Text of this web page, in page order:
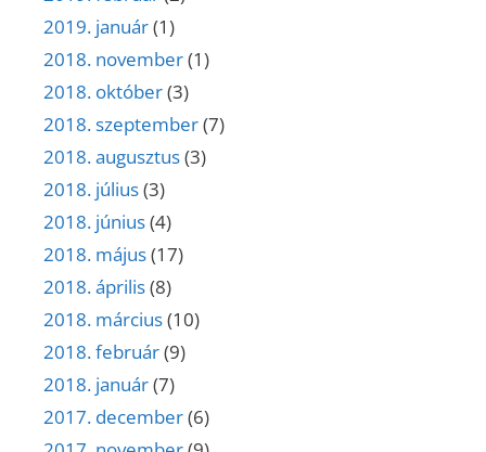
2019. január(1)
2018. november(1)
2018. október(3)
2018. szeptember(7)
2018. augusztus(3)
2018. július(3)
2018. június(4)
2018. május(17)
2018. április(8)
2018. március(10)
2018. február(9)
2018. január(7)
2017. december(6)